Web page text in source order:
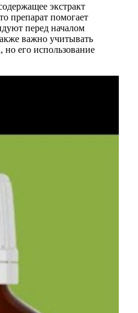
экстракт
препарат помогает
перед началом
важно учитывать
его использование